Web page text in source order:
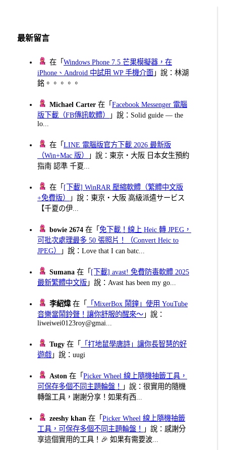
最新留言
在「Windows Phone 7.5 芒果模擬器，在
iPhone、Android 中試用 WP 手機介面 」說：林湖
銘。。。。。
Michael Carter 在「Facebook Messenger 電腦
版下載（FB傳訊軟體）
」說：Solid guide — the
lo...
在「LINE 電腦版官方下載 2026 最新版
（Win+Mac 版）
」說：東京・大阪 日本女生預約
指南 認準 千夏...
在「 [下載] WinRAR 壓縮軟體（繁體中文版
+免費版）
」說：東京・大阪 高級派遣サービス
【千夏の伊...
bowie 2674 在「免下載！線上 Heic 轉 JPEG，
可批次處理最多 50 張照片！（Convert Heic to
JPEG）
」說：Love that I can batc...
Sumana 在「 [下載] avast! 免費防毒軟體 2025
最新繁體中文版 」說：Avast has been my go...
李紹煒在「
「MixerBox 鬧鐘」使用 YouTube
音樂當鬧鈴聲！讓你舒服的醒來～ 」說：
liweiwei0123roy@gmai...
Tugy 在「
「打地鼠學唐詩」讓你長智慧的好
遊戲 」說：uugi
Aston 在「Picker Wheel 線上隨機抽籤工具，
可保存多個不同主題輪盤！
」說：很實用的隨機
轉盤工具，謝謝分享！如果有西...
zeeshy khan 在「Picker Wheel 線上隨機抽籤
工具，可保存多個不同主題輪盤！
」說：感謝分
享這個實用的工具！🎉 如果有需要波...